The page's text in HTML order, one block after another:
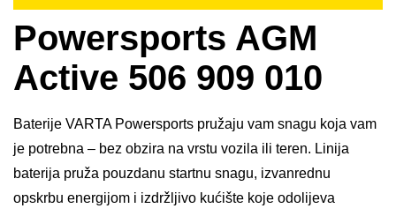
Powersports AGM
Active 506 909 010
Baterije VARTA Powersports pružaju vam snagu koja vam
je potrebna – bez obzira na vrstu vozila ili teren. Linija
baterija pruža pouzdanu startnu snagu, izvanrednu
opskrbu energijom i izdržljivo kućište koje odolijeva